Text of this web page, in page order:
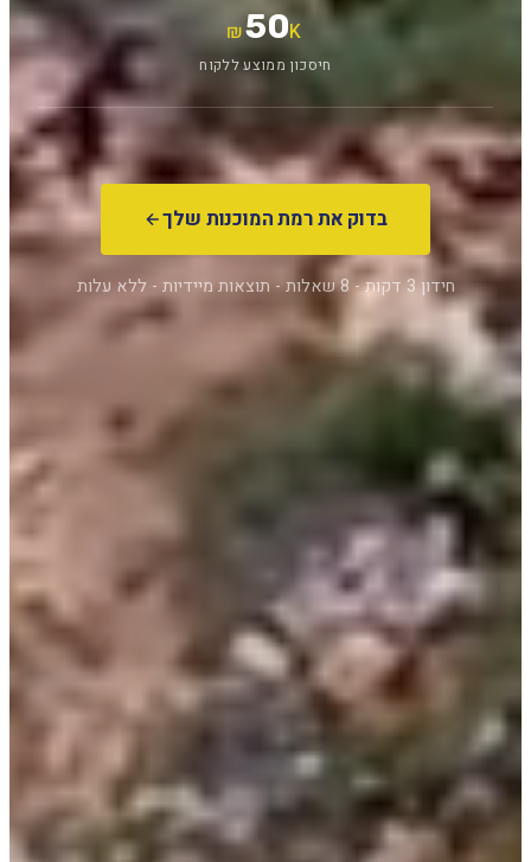
50K ₪
חיסכון ממוצע ללקוח
בדוק את רמת המוכנות שלך
חידון 3 דקות - 8 שאלות - תוצאות מיידיות - ללא עלות